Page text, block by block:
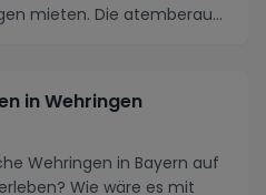
mieten. Die atemberau...
in Wehringen
Wehringen in Bayern auf
Wie wäre es mit